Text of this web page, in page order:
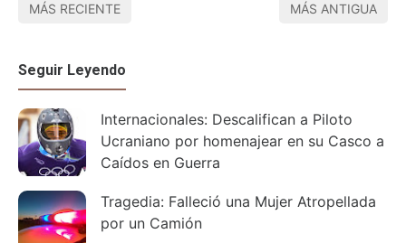
MÁS RECIENTE MÁS ANTIGUA
Seguir Leyendo
Internacionales: Descalifican a Piloto
Ucraniano por homenajear en su Casco a
Caídos en Guerra
Tragedia: Falleció una Mujer Atropellada
por un Camión